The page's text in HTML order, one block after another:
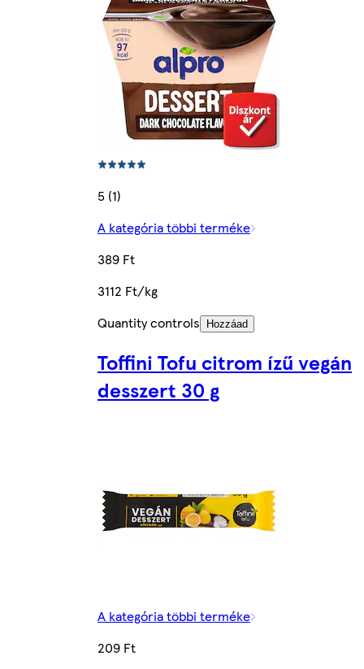
5 (1)
A kategória többi terméke
389 Ft
3112 Ft/kg
Quantity controls
Hozzáad
Toffini Tofu citrom ízű vegán
desszert 30 g
A kategória többi terméke
209 Ft